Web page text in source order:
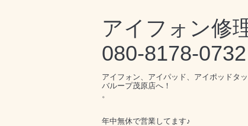
アイフォン
080-8178-0732
アイフォン、アイパッド、アイポッドタ
バループ茂原店へ！
。
年中無休で営業してます♪